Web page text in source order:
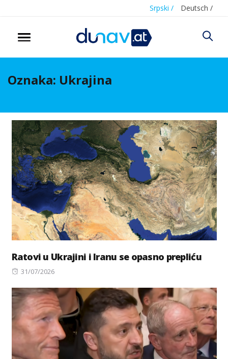
Srpski / Deutsch /
Oznaka: Ukrajina
Ratovi u Ukrajini i Iranu se opasno prepliću
Posted
31/07/2026